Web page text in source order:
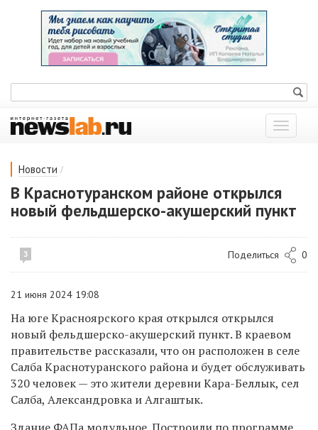
Показать
меню
Новости /
В Краснотуранском районе открылся
новый фельдшерско-акушерский пункт
3 Поделиться 0
21 июня 2024 19:08
На юге Красноярского края открылся открылся
новый фельдшерско-акушерский пункт. В краевом
правительстве рассказали, что он расположен в селе
Салба Краснотуранского района и будет обслуживать
320 человек — это жители деревни Кара-Беллык, сел
Салба, Александровка и Алгаштык.
Здание ФАПа модульное. Построили по программе